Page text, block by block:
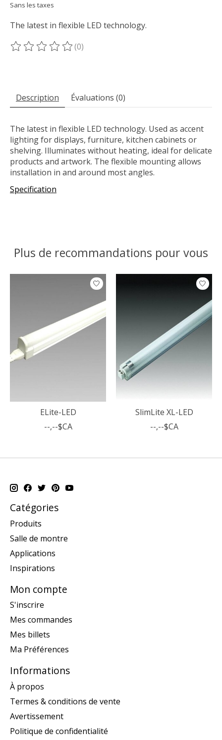
Sans les taxes
The latest in flexible LED technology.
Ce produit est évalué à
(0)
Description Évaluations (0)
The latest in flexible LED technology. Used as accent
lighting for displays, furniture, kitchen cabinets or
shelving. Illuminates without heating, ideal for delicate
products and artwork. The flexible mounting allows
installation in and around most angles.
Specification
Plus de recommandations pour vous
Articles du carrousel de produits
ELite-LED
--,--$CA
SlimLite XL-LED
--,--$CA
Catégories
Produits
Salle de montre
Applications
Inspirations
Mon compte
S'inscrire
Mes commandes
Mes billets
Ma Préférences
Informations
À propos
Termes & conditions de vente
Avertissement
Politique de confidentialité